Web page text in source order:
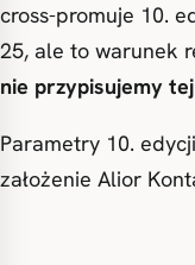
cross-promuje 10.
25, ale to warunek
nie przypisujemy
Parametry 10.
założenie Alior